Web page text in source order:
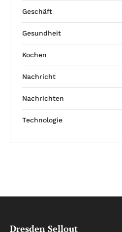
Geschäft
Gesundheit
Kochen
Nachricht
Nachrichten
Technologie
Dresden Sellout